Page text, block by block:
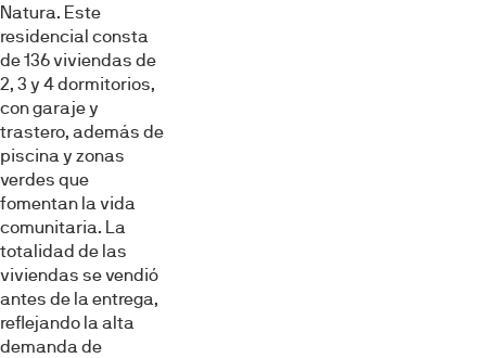
Natura. Este
residencial consta
de 136 viviendas de
2, 3 y 4 dormitorios,
con garaje y
trastero, además de
piscina y zonas
verdes que
fomentan la vida
comunitaria. La
totalidad de las
viviendas se vendió
antes de la entrega,
reflejando la alta
demanda de